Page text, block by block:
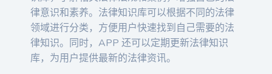
律意识和素养。法律知识库可以根据不同的法律
领域进行分类，方便用户快速找到自己需要的法
律知识。同时，APP 还可以定期更新法律知识
库，为用户提供最新的法律资讯。